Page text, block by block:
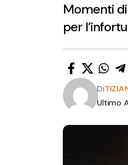
Momenti
per
Ultimo
Di